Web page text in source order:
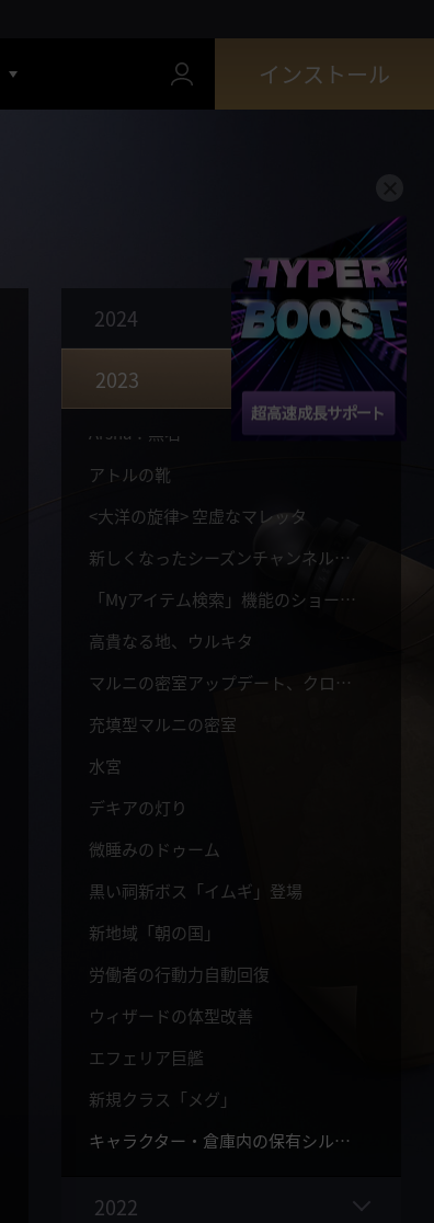
インストール
2024
2023
世界を変えるハンマーの錬金術師、スカラー！
幻想馬との出会い : プィピコの夢見る木馬
破壊された水晶の復旧機能
Arsha：無名
アトルの靴
<大洋の旋律> 空虚なマレッタ
新しくなったシーズンチャンネル、常時シーズン
「Myアイテム検索」機能のショートカット - Ctrl +
高貴なる地、ウルキタ
マルニの密室アップデート、クログダルの巣
充填型マルニの密室
水宮
デキアの灯り
微睡みのドゥーム
黒い祠新ボス「イムギ」登場
新地域「朝の国」
労働者の行動力自動回復
ウィザードの体型改善
エフェリア巨艦
新規クラス「メグ」
キャラクター・倉庫内の保有シルバー統合
2022